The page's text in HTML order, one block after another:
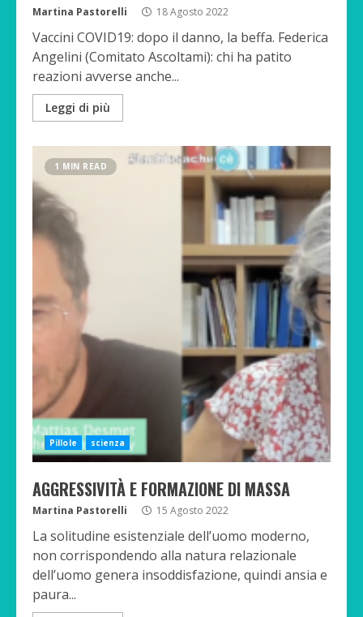
Martina Pastorelli 18 Agosto 2022
Vaccini COVID19: dopo il danno, la beffa. Federica
Angelini (Comitato Ascoltami): chi ha patito
reazioni avverse anche...
Leggi di più
1 MIN READ
Pillole scienza
AGGRESSIVITÀ E FORMAZIONE DI MASSA
Martina Pastorelli 15 Agosto 2022
La solitudine esistenziale dell’uomo moderno,
non corrispondendo alla natura relazionale
dell’uomo genera insoddisfazione, quindi ansia e
paura...